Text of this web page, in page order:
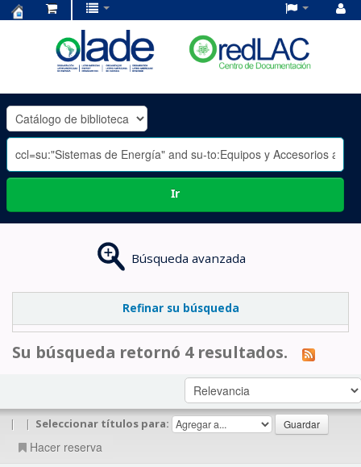
OLADE
-
Ir
Búsqueda avanzada
Refinar su búsqueda
Su búsqueda retornó 4 resultados.
| | Seleccionar títulos para:
Hacer reserva